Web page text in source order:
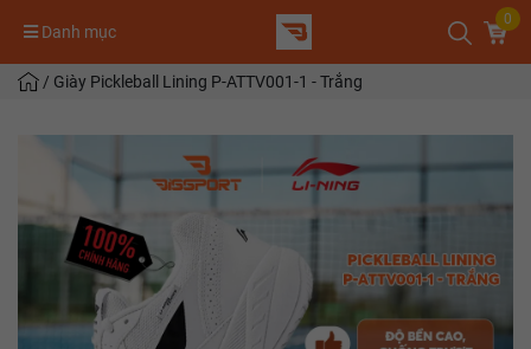
Danh mục
0
/ Giày Pickleball Lining P-ATTV001-1 - Trắng